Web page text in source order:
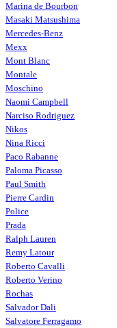
Marina de Bourbon
Masaki Matsushima
Mercedes-Benz
Mexx
Mont Blanc
Montale
Moschino
Naomi Campbell
Narciso Rodriguez
Nikos
Nina Ricci
Paco Rabanne
Paloma Picasso
Paul Smith
Pierre Cardin
Police
Prada
Ralph Lauren
Remy Latour
Roberto Cavalli
Roberto Verino
Rochas
Salvador Dali
Salvatore Ferragamo